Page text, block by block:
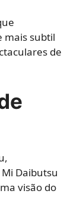
mais subtil
de
Daibutsu
visão do